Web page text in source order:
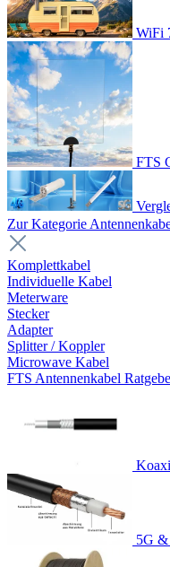
WiFi
FTS
Zur Kategorie
Komplettkabel
Individuelle Kabel
Meterware
Stecker
Adapter
Splitter / Koppler
Microwave Kabel
FTS Antennenkabel
5G &